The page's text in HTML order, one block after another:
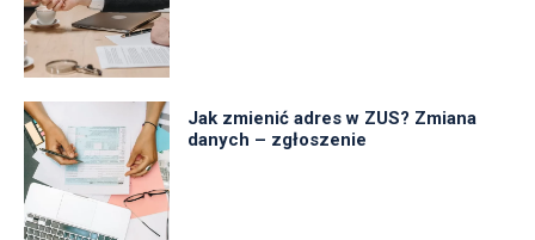
Jak zmienić adres w ZUS? Zmiana
danych – zgłoszenie